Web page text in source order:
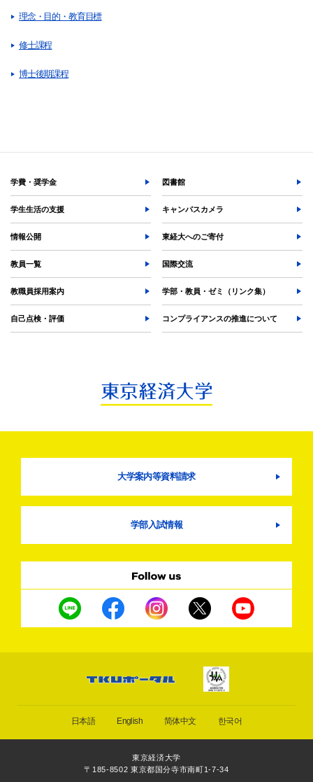
理念・目的・教育目標
修士課程
博士後期課程
学費・奨学金 図書館
学生生活の支援 キャンパスカメラ
情報公開 東経大へのご寄付
教員一覧 国際交流
教職員採用案内 学部・教員・ゼミ（リンク集）
自己点検・評価 コンプライアンスの推進について
大学案内等資料請求
学部入試情報
日本語 English 简体中文 한국어
東京経済大学
〒185-8502 東京都国分寺市南町1-7-34